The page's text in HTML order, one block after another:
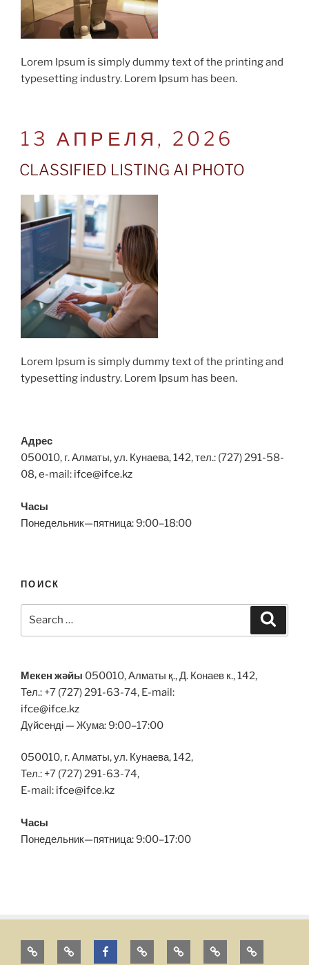
Lorem Ipsum is simply dummy text of the printing and
typesetting industry. Lorem Ipsum has been.
POSTED
ON
13 АПРЕЛЯ, 2026
CLASSIFIED LISTING AI PHOTO
Lorem Ipsum is simply dummy text of the printing and
typesetting industry. Lorem Ipsum has been.
Адрес
050010, г. Алматы, ул. Кунаева, 142, тел.: (727) 291-58-
08, e-mail: ifce@ifce.kz
Часы
Понедельник—пятница: 9:00–18:00
ПОИСК
Мекен жәйы 050010, Алматы қ., Д. Конаев к., 142,
Тел.: +7 (727) 291-63-74, E-mail:
ifce@ifce.kz
Дүйсенді — Жума: 9:00–17:00
050010, г. Алматы, ул. Кунаева, 142,
Тел.: +7 (727) 291-63-74,
E-mail: ifce@ifce.kz
Часы
Понедельник—пятница: 9:00–17:00
ГлавнаяГлавнаяFacebookFARABIMAIN ГЛАВНАЯНЕГІЗГІ